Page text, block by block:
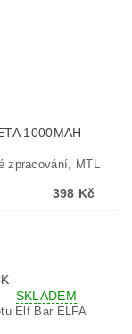
1000MAH
zpracování, MTL
398 Kč
-
– SKLADEM
Elf Bar ELFA